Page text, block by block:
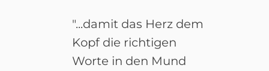
"...damit das Herz dem
Kopf die richtigen
Worte in den Mund